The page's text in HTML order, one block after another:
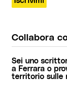
Collabora
Sei uno
a Ferrara o
territorio sulle